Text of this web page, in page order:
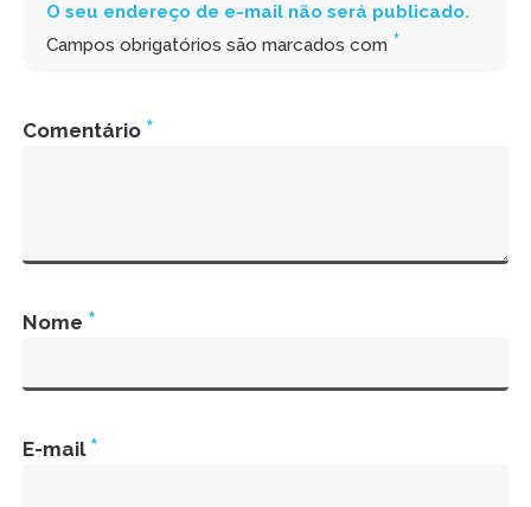
O seu endereço de e-mail não será publicado.
Campos obrigatórios são marcados com *
Comentário *
Nome *
E-mail *